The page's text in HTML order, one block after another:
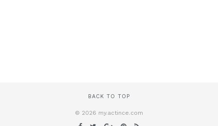
BACK TO TOP
© 2026 my.actince.com